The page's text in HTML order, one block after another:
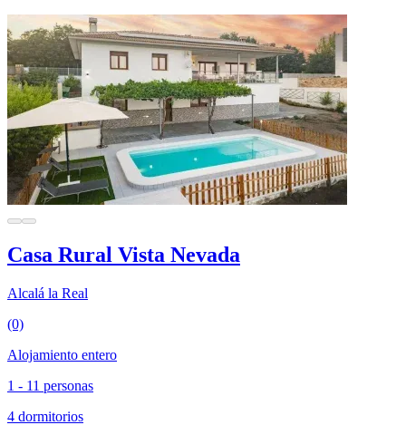
Casa Rural Vista Nevada
Alcalá la Real
(0)
Alojamiento entero
1 - 11 personas
4 dormitorios